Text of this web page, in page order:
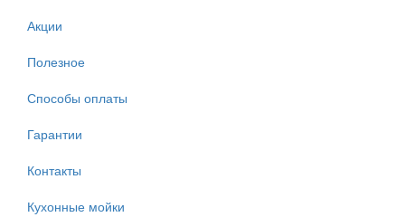
Акции
Полезное
Способы оплаты
Гарантии
Контакты
Кухонные мойки